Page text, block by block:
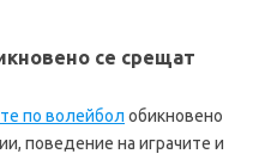
се срещат
по волейбол обикновено
поведение на играчите и